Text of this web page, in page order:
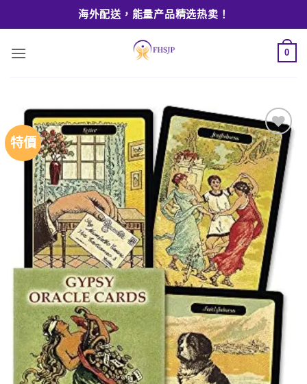
海外配送，能量产品精选热卖！
0
特價
Add to
wishlist